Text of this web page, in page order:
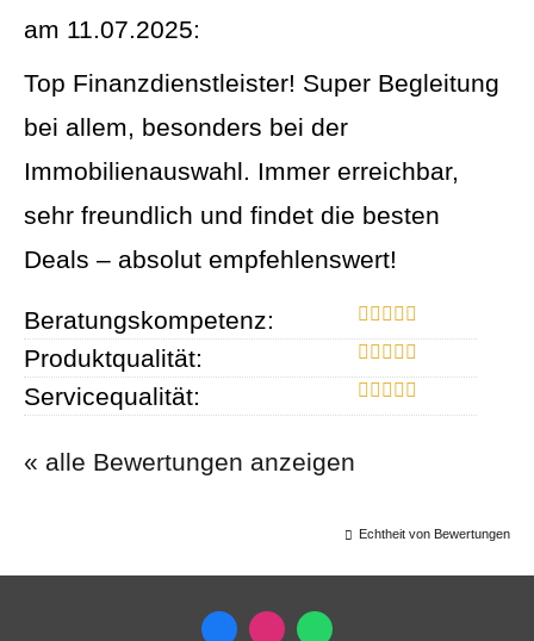
am 11.07.2025:
Top Finanzdienstleister! Super Begleitung
bei allem, besonders bei der
Immobilienauswahl. Immer erreichbar,
sehr freundlich und findet die besten
Deals – absolut empfehlenswert!
Beratungskompetenz:
Produktqualität:
Servicequalität:
« alle Bewertungen anzeigen
Echtheit von Bewertungen